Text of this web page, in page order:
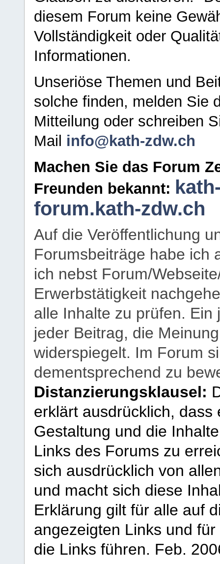
diesem Forum keine
Vollständigkeit oder
Informationen.
Unseriöse Themen und
solche finden, melden Sie
Mitteilung oder schreiben
Mail info@kath-zdw.ch
Machen Sie das Forum
Freunden bekannt:
forum.kath-zdw.ch
Auf die Veröffentlichung
Forumsbeiträge habe ich
ich nebst Forum/
Erwerbstätigkeit
alle Inhalte zu prüfen.
jeder Beitrag, die
widerspiegelt. Im Forum
dementsprechend zu
Distanzierungsklausel:
erklärt ausdrücklich,
Gestaltung und die
Links des Forums zu
sich ausdrücklich von
und macht sich diese
Erklärung gilt für alle auf
angezeigten Links und
die Links führen. Feb.